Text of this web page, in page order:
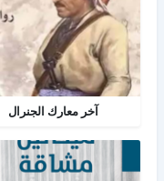
آخر معارك الجنرال